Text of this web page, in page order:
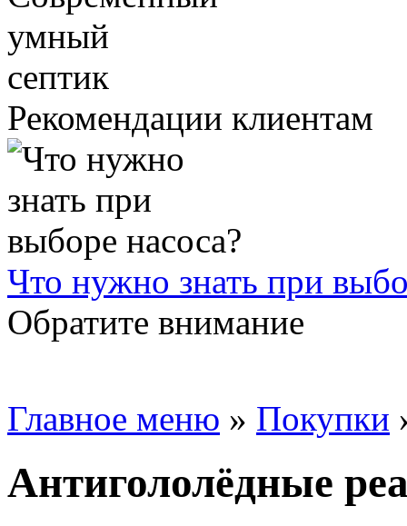
Рекомендации клиентам
Что нужно знать при
Обратите внимание
Главное меню » Покупки
Антигололёдные